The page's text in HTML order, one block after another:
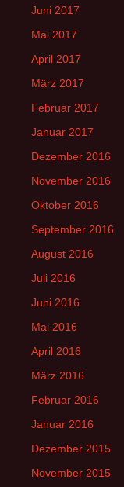
Juni 2017
Mai 2017
April 2017
März 2017
Februar 2017
Januar 2017
Dezember 2016
November 2016
Oktober 2016
September 2016
August 2016
Juli 2016
Juni 2016
Mai 2016
April 2016
März 2016
Februar 2016
Januar 2016
Dezember 2015
November 2015